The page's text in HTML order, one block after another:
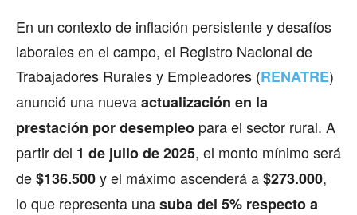
En un contexto de inflación persistente y desafíos
laborales en el campo, el Registro Nacional de
Trabajadores Rurales y Empleadores (RENATRE)
anunció una nuevaactualización en la
prestación por desempleo para el sector rural. A
partir del 1 de julio de 2025, el monto mínimo será
de$136.500y el máximo ascenderá a$273.000,
lo que representa unasuba del 5% respecto a